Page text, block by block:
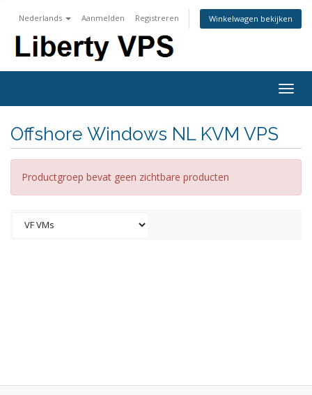
Nederlands Aanmelden Registreren Winkelwagen bekijken
Offshore Windows NL KVM VPS
Productgroep bevat geen zichtbare producten